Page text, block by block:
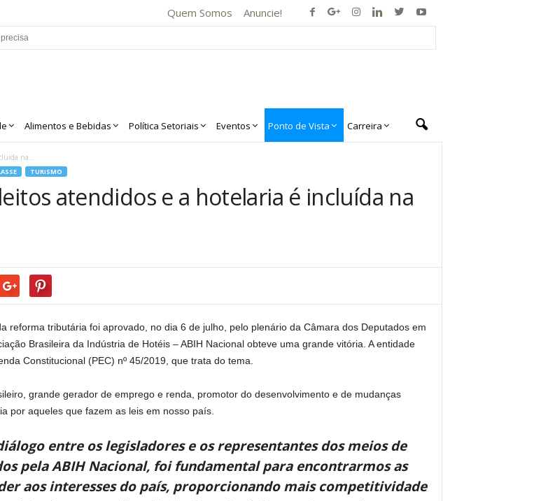
Quem Somos Anuncie!
Alimentos e Bebidas Política Setoriais Eventos Ponto de Vista Carreira
na...
TURISMO
atendidos e a hotelaria é incluída na
reforma tributária foi aprovado, no dia 6 de julho, pelo plenário da Câmara dos Deputados em
Brasileira da Indústria de Hotéis – ABIH Nacional obteve uma grande vitória. A entidade
Constitucional (PEC) nº 45/2019, que trata do tema.
grande gerador de emprego e renda, promotor do desenvolvimento e de mudanças
por aqueles que fazem as leis em nosso país.
entre os legisladores e os representantes dos meios de
pela ABIH Nacional, foi fundamental para encontrarmos as
aos interesses do país, proporcionando mais competitividade